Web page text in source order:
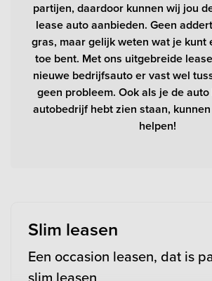
partijen, daardoor kunnen wij jou
lease auto aanbieden. Geen
gras, maar gelijk weten wat je kunt
toe bent. Met ons uitgebreide
nieuwe bedrijfsauto er vast wel
geen probleem. Ook als je de
autobedrijf hebt zien staan,
helpen!
Slim leasen
Een occasion leasen, dat is